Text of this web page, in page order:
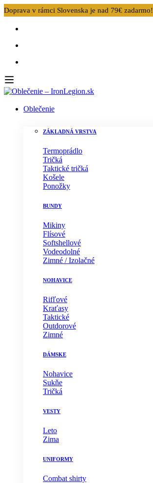
Doprava v rámci Slovenska je nad 79€ zadarmo!
Oblečenie
ZÁKLADNÁ VRSTVA
Termoprádlo
Tričká
Taktické tričká
Košele
Ponožky
BUNDY
Mikiny
Flísové
Softshellové
Vodeodolné
Zimné / Izolačné
NOHAVICE
Rifľové
Kraťasy
Taktické
Outdorové
Zimné
DÁMSKE
Nohavice
Sukňe
Tričká
VESTY
Leto
Zima
UNIFORMY
Combat shirty